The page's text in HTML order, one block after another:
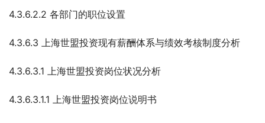
4.3.6.2.2 各部门的职位设置
4.3.6.3 上海世盟投资现有薪酬体系与绩效考核制度分析
4.3.6.3.1 上海世盟投资岗位状况分析
4.3.6.3.1.1 上海世盟投资岗位说明书